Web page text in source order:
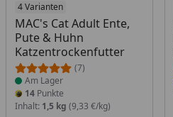
4 Varianten
MAC's Cat Adult Ente,
Pute & Huhn
Katzentrockenfutter
(7)
Produkt am Lager
Am Lager
14 Punkte
Inhalt: 1,5 kg (9,33 €/kg)